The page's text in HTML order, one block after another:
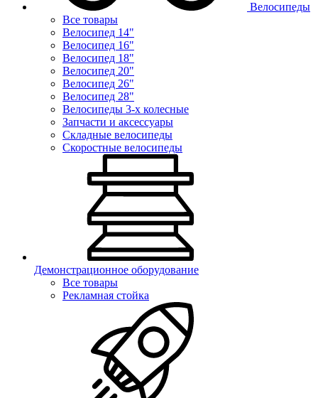
Велосипеды
Все товары
Велосипед 14"
Велосипед 16"
Велосипед 18"
Велосипед 20"
Велосипед 26"
Велосипед 28"
Велосипеды 3-х колесные
Запчасти и аксессуары
Складные велосипеды
Скоростные велосипеды
Демонстрационное оборудование
Все товары
Рекламная стойка